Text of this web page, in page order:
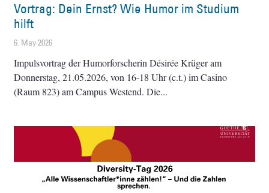
Vortrag: Dein Ernst? Wie Humor im Studium
hilft
6. May 2026
Impulsvortrag der Humorforscherin Désirée Krüger am
Donnerstag, 21.05.2026, von 16-18 Uhr (c.t.) im Casino
(Raum 823) am Campus Westend. Die